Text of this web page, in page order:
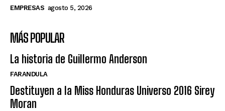
EMPRESAS agosto 5, 2026
MÁS POPULAR
La historia de Guillermo Anderson
FARANDULA
Destituyen a la Miss Honduras Universo 2016 Sirey
Moran